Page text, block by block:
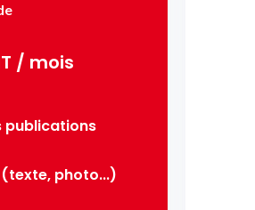
/ mois
publications
photo...)